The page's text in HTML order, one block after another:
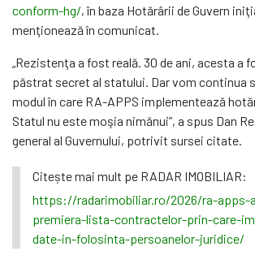
conform-hg/, în baza Hotărârii de Guvern
menţionează în comunicat.
„Rezistenţa a fost reală. 30 de ani, acesta a
păstrat secret al statului. Dar vom continua
modul în care RA-APPS implementează
Statul nu este moşia nimănui”, a spus Dan
general al Guvernului, potrivit sursei citate.
Citește mai mult pe RADAR IMOBILIAR:
https://radarimobiliar.ro/2026/ra-apps-
premiera-lista-contractelor-prin-care-
date-in-folosinta-persoanelor-juridice/